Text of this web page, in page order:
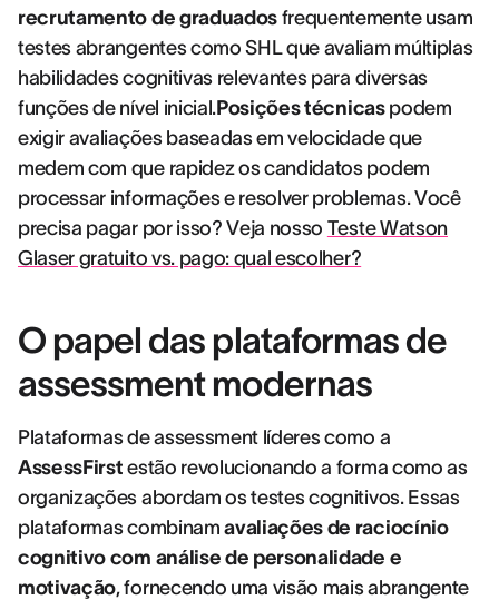
recrutamento de graduados frequentemente usam
testes abrangentes como SHL que avaliam múltiplas
habilidades cognitivas relevantes para diversas
funções de nível inicial.Posições técnicaspodem
exigir avaliações baseadas em velocidade que
medem com que rapidez os candidatos podem
processar informações e resolver problemas. Você
precisa pagar por isso? Veja nosso Teste Watson
Glaser gratuito vs. pago: qual escolher?
O papel das plataformas de
assessment modernas
Plataformas de assessment líderes como a
AssessFirst estão revolucionando a forma como as
organizações abordam os testes cognitivos. Essas
plataformas combinamavaliações de raciocínio
cognitivo com análise de personalidade e
motivação, fornecendo uma visão mais abrangente